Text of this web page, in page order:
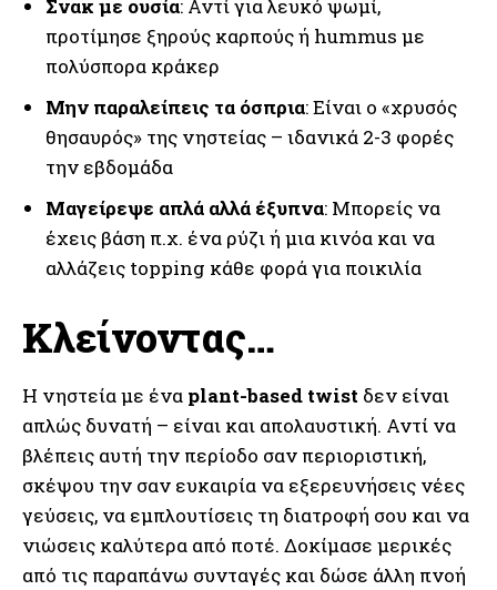
Σνακ με ουσία: Αντί για λευκό ψωμί,
προτίμησε ξηρούς καρπούς ή hummus με
πολύσπορα κράκερ
Μην παραλείπεις τα όσπρια: Είναι ο «χρυσός
θησαυρός» της νηστείας – ιδανικά 2-3 φορές
την εβδομάδα
Μαγείρεψε απλά αλλά έξυπνα: Μπορείς να
έχεις βάση π.χ. ένα ρύζι ή μια κινόα και να
αλλάζεις topping κάθε φορά για ποικιλία
Κλείνοντας…
Η νηστεία με ένα plant-based twist δεν είναι
απλώς δυνατή – είναι και απολαυστική. Αντί να
βλέπεις αυτή την περίοδο σαν περιοριστική,
σκέψου την σαν ευκαιρία να εξερευνήσεις νέες
γεύσεις, να εμπλουτίσεις τη διατροφή σου και να
νιώσεις καλύτερα από ποτέ. Δοκίμασε μερικές
από τις παραπάνω συνταγές και δώσε άλλη πνοή